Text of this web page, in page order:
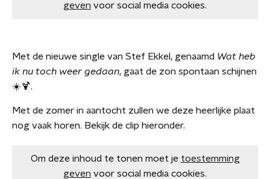
geven voor social media cookies.
Met de nieuwe single van Stef Ekkel, genaamd Wat heb
ik nu toch weer gedaan, gaat de zon spontaan schijnen
☀️🍹.
Met de zomer in aantocht zullen we deze heerlijke plaat
nog vaak horen. Bekijk de clip hieronder.
Om deze inhoud te tonen moet je toestemming
geven voor social media cookies.